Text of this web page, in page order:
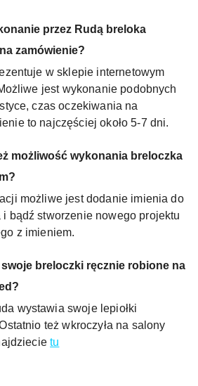
przez Rudą breloka
zamówienie?
w sklepie internetowym
jest wykonanie podobnych
czas oczekiwania na
to najczęściej około 5-7 dni.
możliwość wykonania breloczka
możliwe jest dodanie imienia do
bądź stworzenie nowego projektu
z imieniem.
breloczki ręcznie robione na
wystawia swoje lepiołki
też wkroczyła na salony
tu